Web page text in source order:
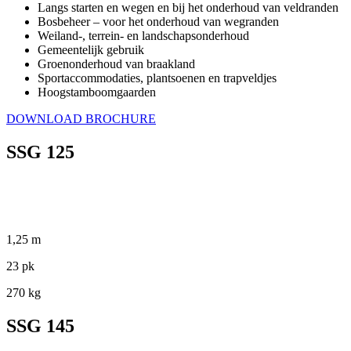
Langs starten en wegen en bij het onderhoud van veldranden
Bosbeheer – voor het onderhoud van wegranden
Weiland-, terrein- en landschapsonderhoud
Gemeentelijk gebruik
Groenonderhoud van braakland
Sportaccommodaties, plantsoenen en trapveldjes
Hoogstamboomgaarden
DOWNLOAD BROCHURE
SSG 125
1,25 m
23 pk
270 kg
SSG 145